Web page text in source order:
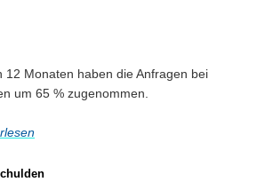
12 Monaten haben die Anfragen bei
um 65 % zugenommen.